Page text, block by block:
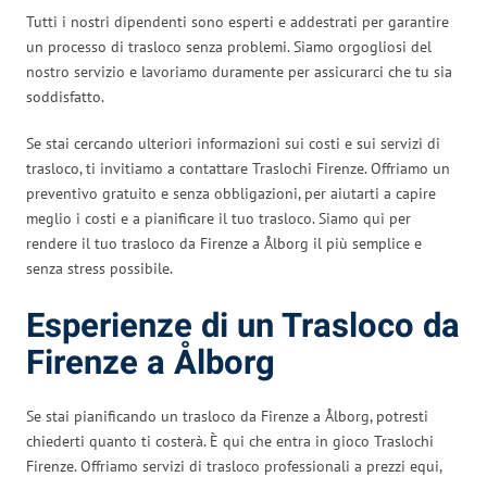
Tutti i nostri dipendenti sono esperti e addestrati per garantire
un processo di trasloco senza problemi. Siamo orgogliosi del
nostro servizio e lavoriamo duramente per assicurarci che tu sia
soddisfatto.
Se stai cercando ulteriori informazioni sui costi e sui servizi di
trasloco, ti invitiamo a contattare Traslochi Firenze. Offriamo un
preventivo gratuito e senza obbligazioni, per aiutarti a capire
meglio i costi e a pianificare il tuo trasloco. Siamo qui per
rendere il tuo trasloco da Firenze a Ålborg il più semplice e
senza stress possibile.
Esperienze di un Trasloco da
Firenze a Ålborg
Se stai pianificando un trasloco da Firenze a Ålborg, potresti
chiederti quanto ti costerà. È qui che entra in gioco Traslochi
Firenze. Offriamo servizi di trasloco professionali a prezzi equi,